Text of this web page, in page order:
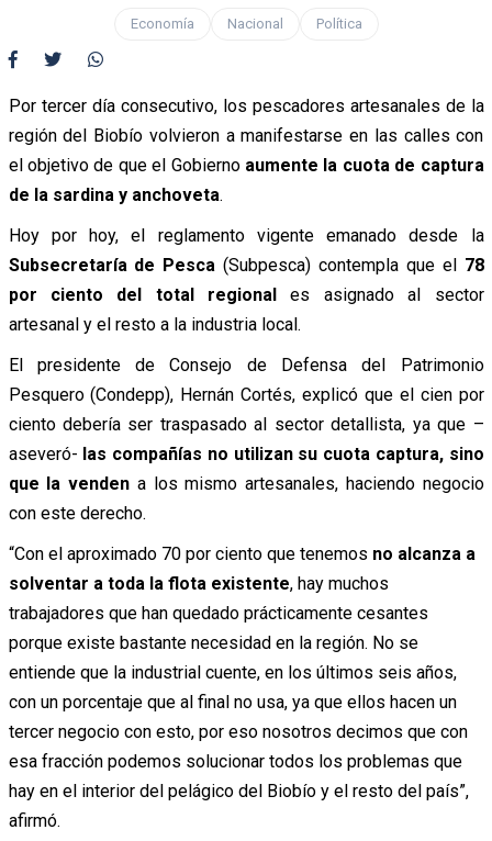
Economía Nacional Política
Por tercer día consecutivo, los pescadores artesanales de la
región del Biobío volvieron a manifestarse en las calles con
el objetivo de que el Gobierno aumente la cuota de captura
de la sardina y anchoveta.
Hoy por hoy, el reglamento vigente emanado desde la
Subsecretaría de Pesca (Subpesca) contempla que el 78
por ciento del total regional es asignado al sector
artesanal y el resto a la industria local.
El presidente de Consejo de Defensa del Patrimonio
Pesquero (Condepp), Hernán Cortés, explicó que el cien por
ciento debería ser traspasado al sector detallista, ya que –
aseveró- las compañías no utilizan su cuota captura, sino
que la venden a los mismo artesanales, haciendo negocio
con este derecho.
“Con el aproximado 70 por ciento que tenemos no alcanza a
solventar a toda la flota existente, hay muchos
trabajadores que han quedado prácticamente cesantes
porque existe bastante necesidad en la región. No se
entiende que la industrial cuente, en los últimos seis años,
con un porcentaje que al final no usa, ya que ellos hacen un
tercer negocio con esto, por eso nosotros decimos que con
esa fracción podemos solucionar todos los problemas que
hay en el interior del pelágico del Biobío y el resto del país”,
afirmó.